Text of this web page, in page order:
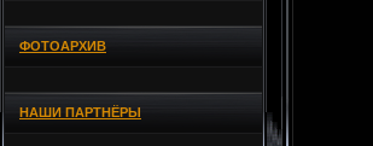
ФОТОАРХИВ
НАШИ ПАРТНЁРЫ